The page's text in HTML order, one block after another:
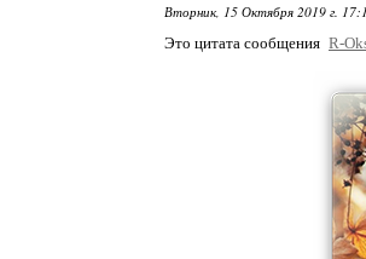
Вторник, 15 Октября 2019 г.
Это цитата сообщения R-